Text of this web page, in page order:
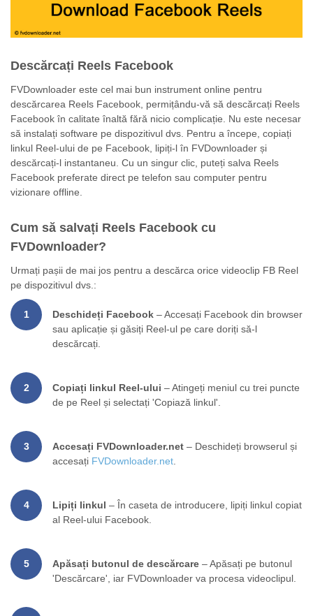
Descărcați Reels Facebook
FVDownloader este cel mai bun instrument online pentru
descărcarea Reels Facebook, permițându-vă să descărcați Reels
Facebook în calitate înaltă fără nicio complicație. Nu este necesar
să instalați software pe dispozitivul dvs. Pentru a începe, copiați
linkul Reel-ului de pe Facebook, lipiți-l în FVDownloader și
descărcați-l instantaneu. Cu un singur clic, puteți salva Reels
Facebook preferate direct pe telefon sau computer pentru
vizionare offline.
Cum să salvați Reels Facebook cu
FVDownloader?
Urmați pașii de mai jos pentru a descărca orice videoclip FB Reel
pe dispozitivul dvs.:
1 Deschideți Facebook – Accesați Facebook din browser
sau aplicație și găsiți Reel-ul pe care doriți să-l
descărcați.
2 Copiați linkul Reel-ului – Atingeți meniul cu trei puncte
de pe Reel și selectați 'Copiază linkul'.
3 Accesați FVDownloader.net – Deschideți browserul și
accesați FVDownloader.net.
4 Lipiți linkul – În caseta de introducere, lipiți linkul copiat
al Reel-ului Facebook.
5 Apăsați butonul de descărcare – Apăsați pe butonul
'Descărcare', iar FVDownloader va procesa videoclipul.